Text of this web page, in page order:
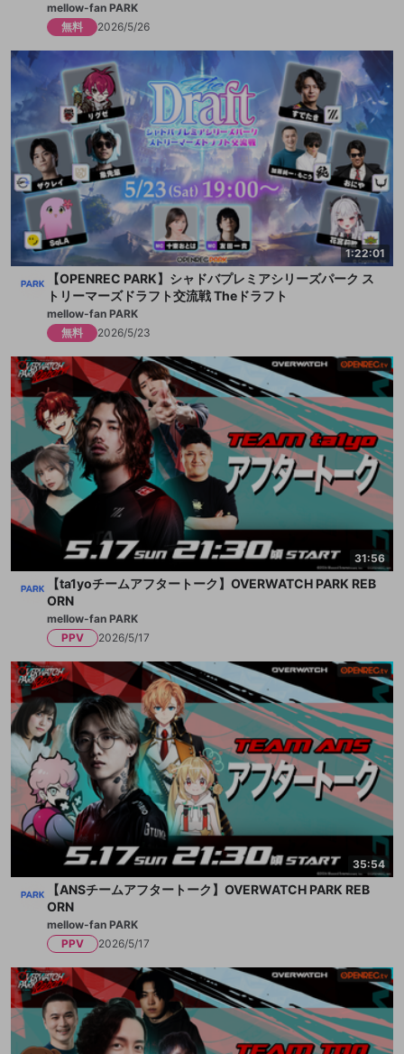
mellow-fan PARK
無料
2026/5/26
1:22:01
【OPENREC PARK】シャドバプレミアシリーズパーク ス
トリーマーズドラフト交流戦 Theドラフト
mellow-fan PARK
無料
2026/5/23
31:56
【ta1yoチームアフタートーク】OVERWATCH PARK REB
ORN
mellow-fan PARK
PPV
2026/5/17
35:54
【ANSチームアフタートーク】OVERWATCH PARK REB
ORN
mellow-fan PARK
PPV
2026/5/17